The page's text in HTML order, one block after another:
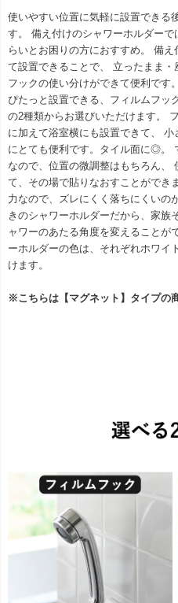
使いやすい位置に気軽に設置できる
す。 備え付けのシャワーホルダー
らいとお困りの方におすすめ。 備
て設置できることで、 立ったまま・
フックの使い分けができて便利です
ぴたっと設置できる、フィルムフッ
の2種類からお選びいただけます。
に加えて浴室横にも設置できて、
にとても便利です。タイル面に◎。
なので、位置の微調整はもちろん、
て、その場で貼りなおすことができ
力なので、ズレにくく落ちにくいの
きのシャワーホルダーだから、家族
ャワーのあたる角度を変えることが
ーホルダーの色は、それぞれホワイ
けます。
※こちらは【マグネット】タイプの